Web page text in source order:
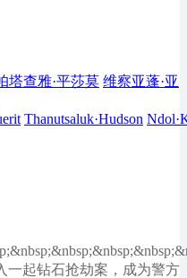
塔查雅·平莎莫 维察亚蓬·亚
Thanutsaluk·Hudson
一起钻石抢劫案，成为警方